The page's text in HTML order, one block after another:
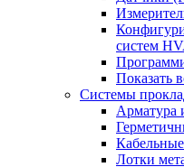
систем
Показать
Системы
Арматура
Лотки